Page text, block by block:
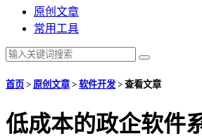
原创文章
常用工具
首页 > 原创文章> 软件开发 > 查看文章
低成本的政企软件